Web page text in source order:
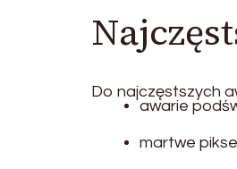
Do najczęstszych
awarie
martwe